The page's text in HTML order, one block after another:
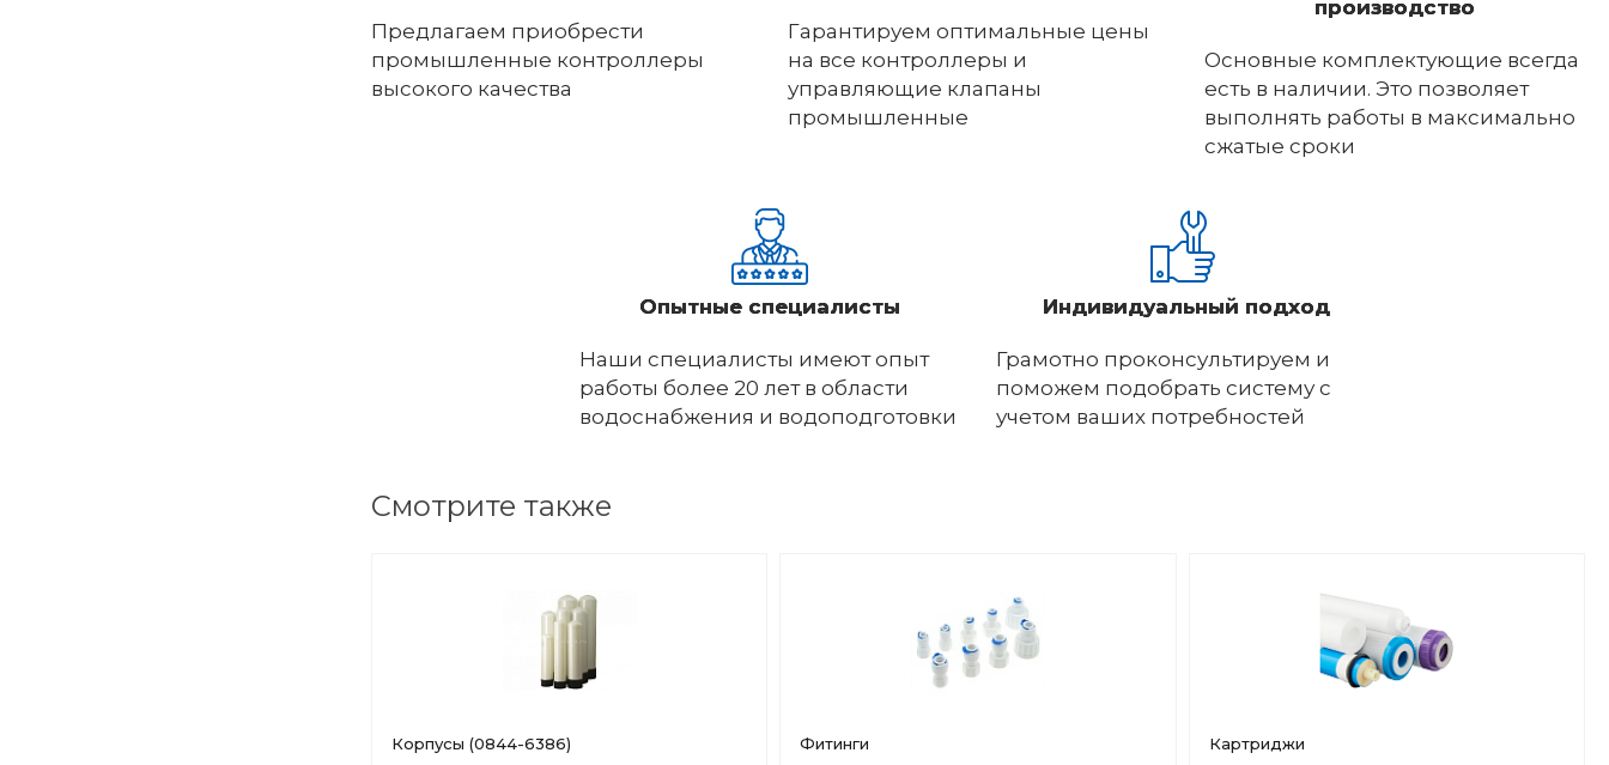
Предлагаем приобрести
промышленные контроллеры
высокого качества
Гарантируем оптимальные цены
на все контроллеры и
управляющие клапаны
промышленные
производство
Основные комплектующие всегда
есть в наличии. Это позволяет
выполнять работы в максимально
сжатые сроки
Опытные специалисты
Наши специалисты имеют опыт
работы более 20 лет в области
водоснабжения и водоподготовки
Индивидуальный подход
Грамотно проконсультируем и
поможем подобрать систему с
учетом ваших потребностей
Смотрите также
Корпусы (0844-6386) Фитинги Картриджи